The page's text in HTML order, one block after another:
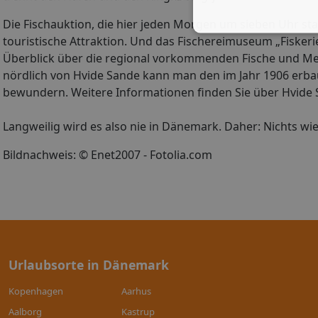
Die Fischauktion, die hier jeden Morgen um sieben Uhr
touristische Attraktion. Und das Fischereimuseum
Überblick über die regional vorkommenden Fische und
nördlich von Hvide Sande kann man den im Jahr 1906
bewundern. Weitere Informationen finden Sie über Hvide
Langweilig wird es also nie in Dänemark. Daher: Nichts
Bildnachweis: © Enet2007 - Fotolia.com
Urlaubsorte in Dänemark
Kopenhagen
Aarhus
Aalborg
Kastrup